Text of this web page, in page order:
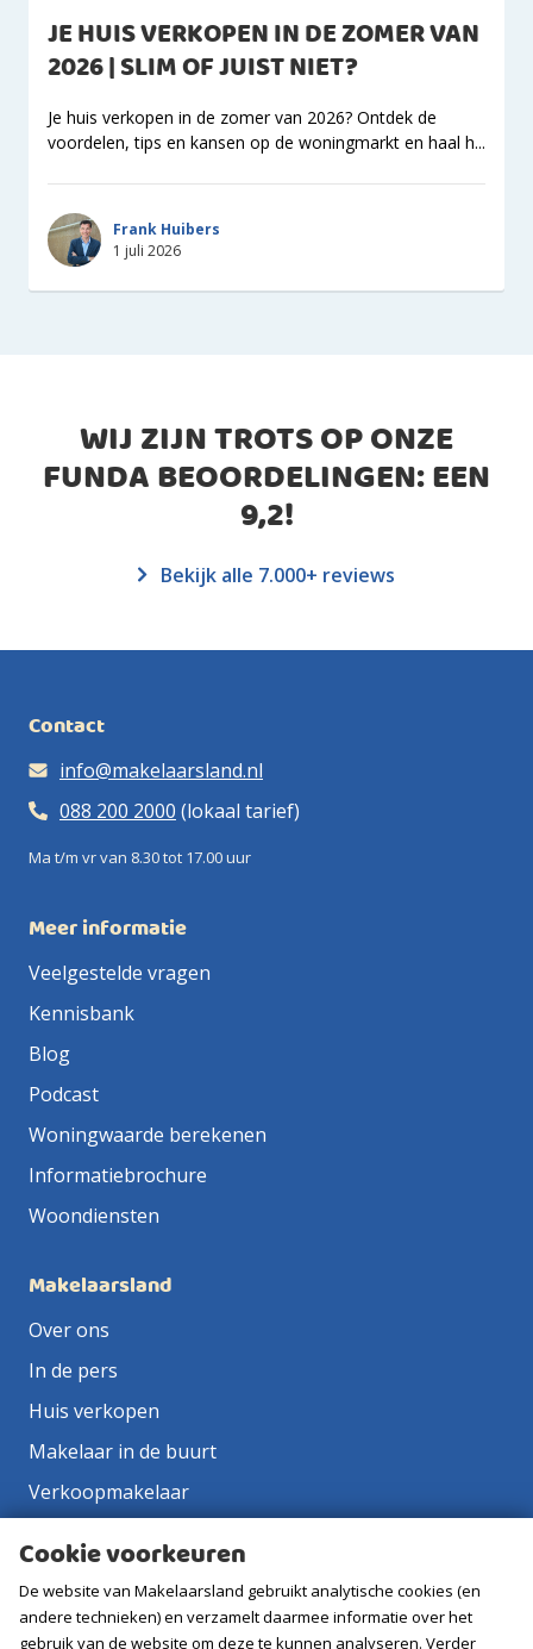
JE HUIS VERKOPEN IN DE ZOMER VAN
2026 | SLIM OF JUIST NIET?
Je huis verkopen in de zomer van 2026? Ontdek de
voordelen, tips en kansen op de woningmarkt en haal h...
Frank Huibers
1 juli 2026
WIJ ZIJN TROTS OP ONZE
FUNDA BEOORDELINGEN: EEN
9,2!
Bekijk alle 7.000+ reviews
Contact
info@makelaarsland.nl
088 200 2000 (lokaal tarief)
Ma t/m vr van 8.30 tot 17.00 uur
Meer informatie
Veelgestelde vragen
Kennisbank
Blog
Podcast
Woningwaarde berekenen
Informatiebrochure
Woondiensten
Makelaarsland
Over ons
In de pers
Huis verkopen
Makelaar in de buurt
Verkoopmakelaar
Vacatures
Cookie voorkeuren
De website van Makelaarsland gebruikt analytische cookies (en
andere technieken) en verzamelt daarmee informatie over het
gebruik van de website om deze te kunnen analyseren. Verder